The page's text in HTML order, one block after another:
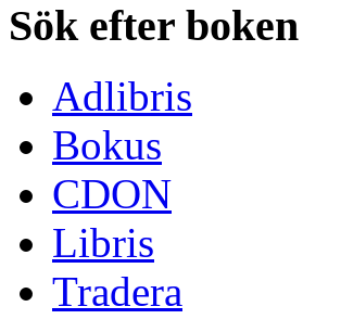
Sök efter boken
Adlibris
Bokus
CDON
Libris
Tradera